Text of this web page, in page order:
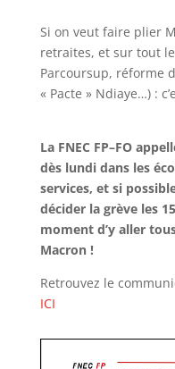
Si on veut faire plier
retraites, et sur tout
Parcoursup, réforme
« Pacte » Ndiaye…) :
La FNEC FP–FO
dès lundi dans les
services, et si
décider la grève les
moment d’y aller
Macron !
Retrouvez le
ICI